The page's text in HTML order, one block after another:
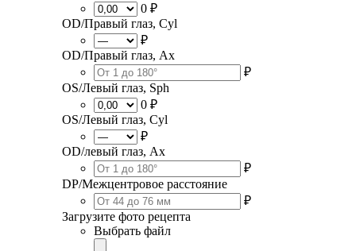
0 ₽
OD/Правый глаз, Cyl
₽
OD/Правый глаз, Ax
₽
OS/Левый глаз, Sph
0 ₽
OS/Левый глаз, Cyl
₽
OD/левый глаз, Ax
₽
DP/Межцентровое расстояние
₽
Загрузите фото рецепта
Выбрать файл